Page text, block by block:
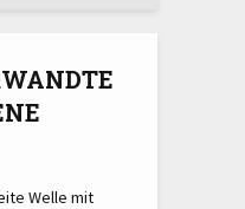
Welle mit